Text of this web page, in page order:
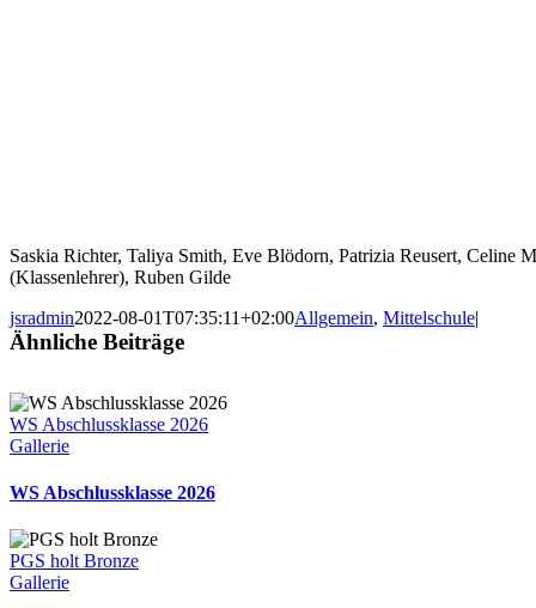
Saskia Richter, Taliya Smith, Eve Blödorn, Patrizia Reusert, Celine
(Klassenlehrer), Ruben Gilde
jsradmin2022-08-01T07:35:11+02:00Allgemein, Mittelschule|
Ähnliche Beiträge
WS Abschlussklasse 2026
Gallerie
WS Abschlussklasse 2026
PGS holt Bronze
Gallerie